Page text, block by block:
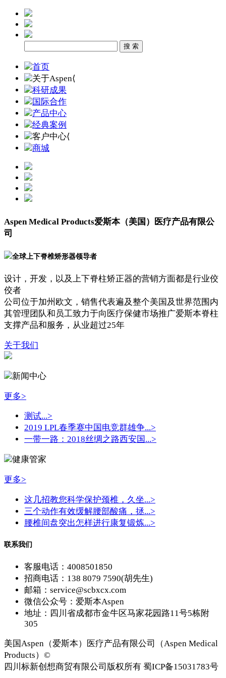
首页
关于Aspen⟨
科研成果
国际合作
产品中心
经典案例
客户中心⟨
商城
Aspen Medical Products爱斯本（美国）医疗产品有限公
司
全球上下脊椎矫形器领导者
设计，开发，以及上下脊柱矫正器的营销方面都是行业佼
佼者
公司位于加州欧文，销售代表遍及整个美国及世界范围内
其管理团队和员工致力于向医疗保健市场推广爱斯本脊柱
支撑产品和服务，从业超过25年
关于我们
新闻中心
更多>
测试...>
2019 LPL春季赛中国电竞群雄争...>
一带一路：2018丝绸之路西安国...>
健康管家
更多>
这几招教您科学保护颈椎，久坐...>
三个动作有效缓解腰部酸痛，拯...>
腰椎间盘突出怎样进行康复锻炼...>
联系我们
客服电话：4008501850
招商电话：138 8079 7590(胡先生)
邮箱：service@scbxcx.com
微信公众号：爱斯本Aspen
地址：四川省成都市金牛区马家花园路11号5栋附
305
美国Aspen（爱斯本）医疗产品有限公司（Aspen Medical
Products）©
四川标新创想商贸有限公司版权所有 蜀ICP备15031783号